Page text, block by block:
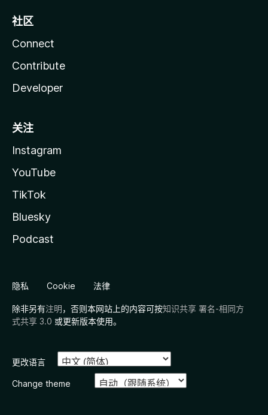
社区
Connect
Contribute
Developer
关注
Instagram
YouTube
TikTok
Bluesky
Podcast
隐私 Cookie 法律
除非另有注明，否则本网站上的内容可按知识共享 署名-相同方
式共享 3.0 或更新版本使用。
更改语言
Change theme